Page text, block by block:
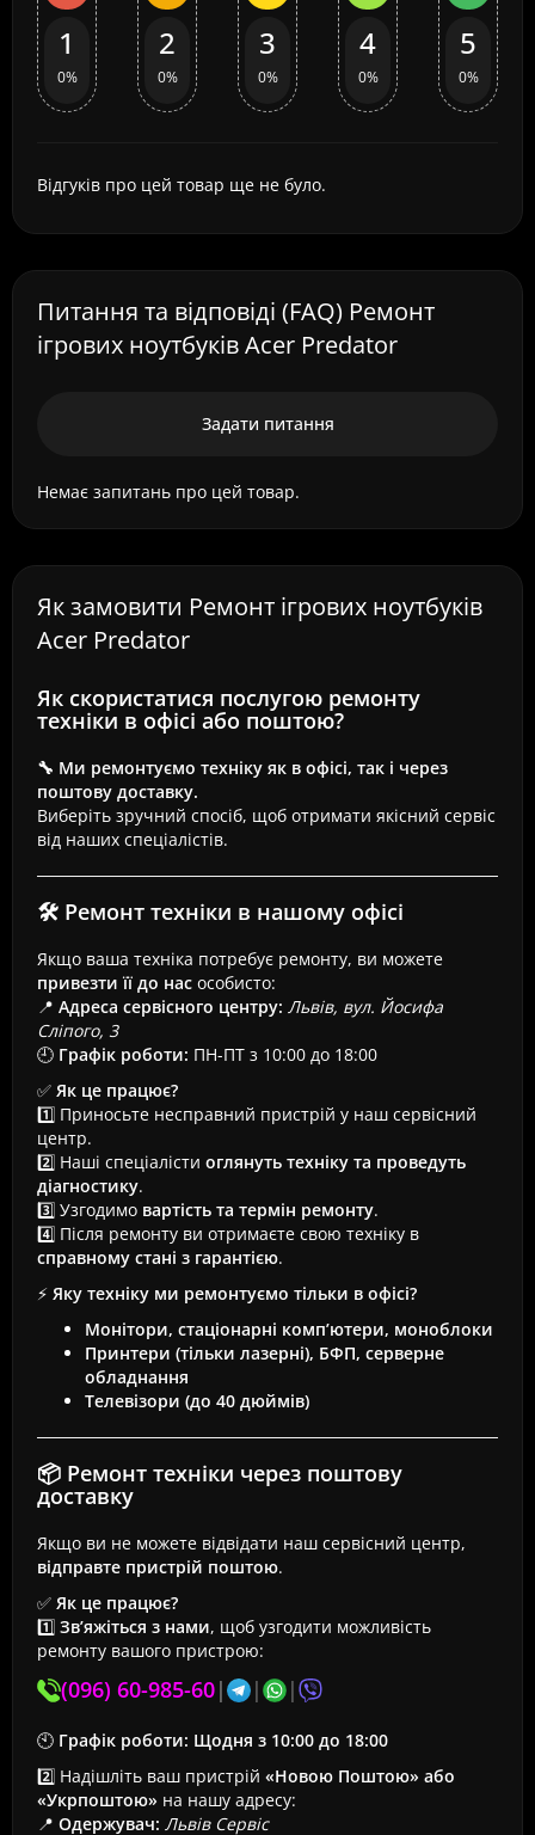
1
0%
2
0%
3
0%
4
0%
5
0%
Відгуків про цей товар ще не було.
Питання та відповіді (FAQ) Ремонт
ігрових ноутбуків Acer Predator
Задати питання
Немає запитань про цей товар.
Як замовити Ремонт ігрових ноутбуків
Acer Predator
Як скористатися послугою ремонту
техніки в офісі або поштою?
🔧 Ми ремонтуємо техніку як в офісі, так і через
поштову доставку.
Виберіть зручний спосіб, щоб отримати якісний сервіс
від наших спеціалістів.
🛠 Ремонт техніки в нашому офісі
Якщо ваша техніка потребує ремонту, ви можете
привезти її до нас особисто:
📍 Адреса сервісного центру: Львів, вул. Йосифа
Сліпого, 3
🕘 Графік роботи: ПН-ПТ з 10:00 до 18:00
✅ Як це працює?
1️⃣ Приносьте несправний пристрій у наш сервісний
центр.
2️⃣ Наші спеціалісти оглянуть техніку та проведуть
діагностику.
3️⃣ Узгодимо вартість та термін ремонту.
4️⃣ Після ремонту ви отримаєте свою техніку в
справному стані з гарантією.
⚡ Яку техніку ми ремонтуємо тільки в офісі?
Монітори, стаціонарні комп’ютери, моноблоки
Принтери (тільки лазерні), БФП, серверне
обладнання
Телевізори (до 40 дюймів)
📦 Ремонт техніки через поштову
доставку
Якщо ви не можете відвідати наш сервісний центр,
відправте пристрій поштою.
✅ Як це працює?
1️⃣ Зв’яжіться з нами, щоб узгодити можливість
ремонту вашого пристрою:
(096) 60-985-60| | |
🕙 Графік роботи: Щодня з 10:00 до 18:00
2️⃣ Надішліть ваш пристрій «Новою Поштою» або
«Укрпоштою» на нашу адресу:
📍 Одержувач: Львів Сервіс